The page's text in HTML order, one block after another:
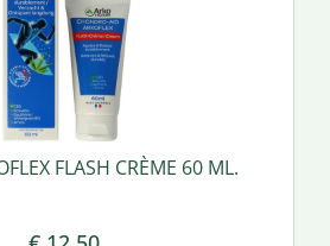
FLASH CRÈME 60 ML.